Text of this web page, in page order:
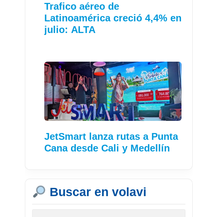
Trafico aéreo de
Latinoamérica creció 4,4% en
julio: ALTA
JetSmart lanza rutas a Punta
Cana desde Cali y Medellín
Buscar en volavi